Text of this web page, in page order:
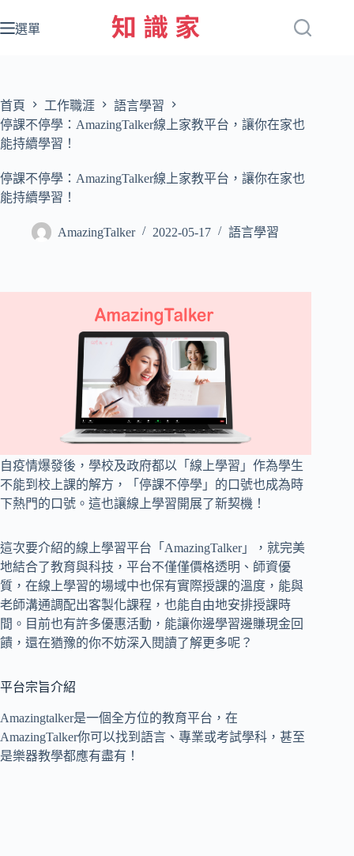
至
容
選單
首頁 工作職涯
語言學習
停課不停學：AmazingTalker線上家教平台，讓你在家也
能持續學習！
停課不停學：AmazingTalker線上家教平台，讓你在家也
能持續學習！
AmazingTalker 2022-05-17 語言學習
自疫情爆發後，學校及政府都以「線上學習」作為學生
不能到校上課的解方，「停課不停學」的口號也成為時
下熱門的口號。這也讓線上學習開展了新契機！
這次要介紹的線上學習平台「AmazingTalker」，就完美
地結合了教育與科技，平台不僅僅價格透明、師資優
質，在線上學習的場域中也保有實際授課的溫度，能與
老師溝通調配出客製化課程，也能自由地安排授課時
間。目前也有許多優惠活動，能讓你邊學習邊賺現金回
饋，還在猶豫的你不妨深入閱讀了解更多呢？
平台宗旨介紹
Amazingtalker是一個全方位的教育平台，在
AmazingTalker你可以找到語言、專業或考試學科，甚至
是樂器教學都應有盡有！